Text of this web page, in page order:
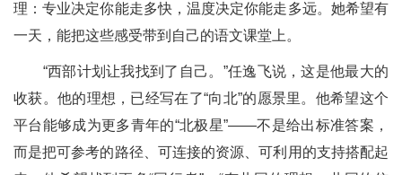
理：专业决定你能走多快，温度决定你能走多远。她希望有
一天，能把这些感受带到自己的语文课堂上。
“西部计划让我找到了自己。”任逸飞说，这是他最大的
收获。他的理想，已经写在了“向北”的愿景里。他希望这个
平台能够成为更多青年的“北极星”——不是给出标准答案，
而是把可参考的路径、可连接的资源、可利用的支持搭配起